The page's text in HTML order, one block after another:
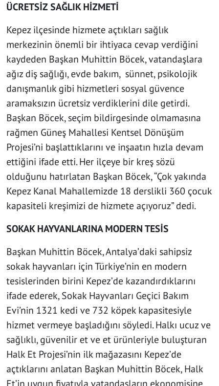
ÜCRETSİZ SAĞLIK HİZMETİ
Kepez ilçesinde hizmete açtıkları sağlık
merkezinin önemli bir ihtiyaca cevap verdiğini
kaydeden Başkan Muhittin Böcek, vatandaşlara
ağız diş sağlığı, evde bakım, sünnet, psikolojik
danışmanlık gibi hizmetleri sosyal güvence
aramaksızın ücretsiz verdiklerini dile getirdi.
Başkan Böcek, seçim bildirgesinde olmamasına
rağmen Güneş Mahallesi Kentsel Dönüşüm
Projesi’ni başlattıklarını ve inşaatın hızla devam
ettiğini ifade etti. Her ilçeye bir kreş sözü
olduğunu hatırlatan Başkan Böcek, “Çok yakında
Kepez Kanal Mahallemizde 18 derslikli 360 çocuk
kapasiteli kreşimizi de hizmete açıyoruz” dedi.
SOKAK HAYVANLARINA MODERN TESİS
Başkan Muhittin Böcek, Antalya’daki sahipsiz
sokak hayvanları için Türkiye’nin en modern
tesislerinden birini Kepez’de kazandırdıklarını
ifade ederek, Sokak Hayvanları Geçici Bakım
Evi’nin 1321 kedi ve 732 köpek kapasitesiyle
hizmet vermeye başladığını söyledi. Halkı ucuz ve
sağlıklı, güvenilir et ve et ürünleriyle buluşturan
Halk Et Projesi’nin ilk mağazasını Kepez’de
açtıklarını anlatan Başkan Muhittin Böcek, Halk